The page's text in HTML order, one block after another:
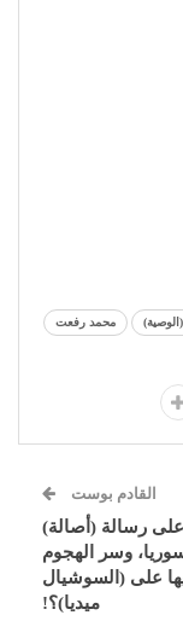
محمد رفعت
القادم بوست
رسالة (أصالة)
وسر الهجوم
على (السوشيال
ميديا)؟!